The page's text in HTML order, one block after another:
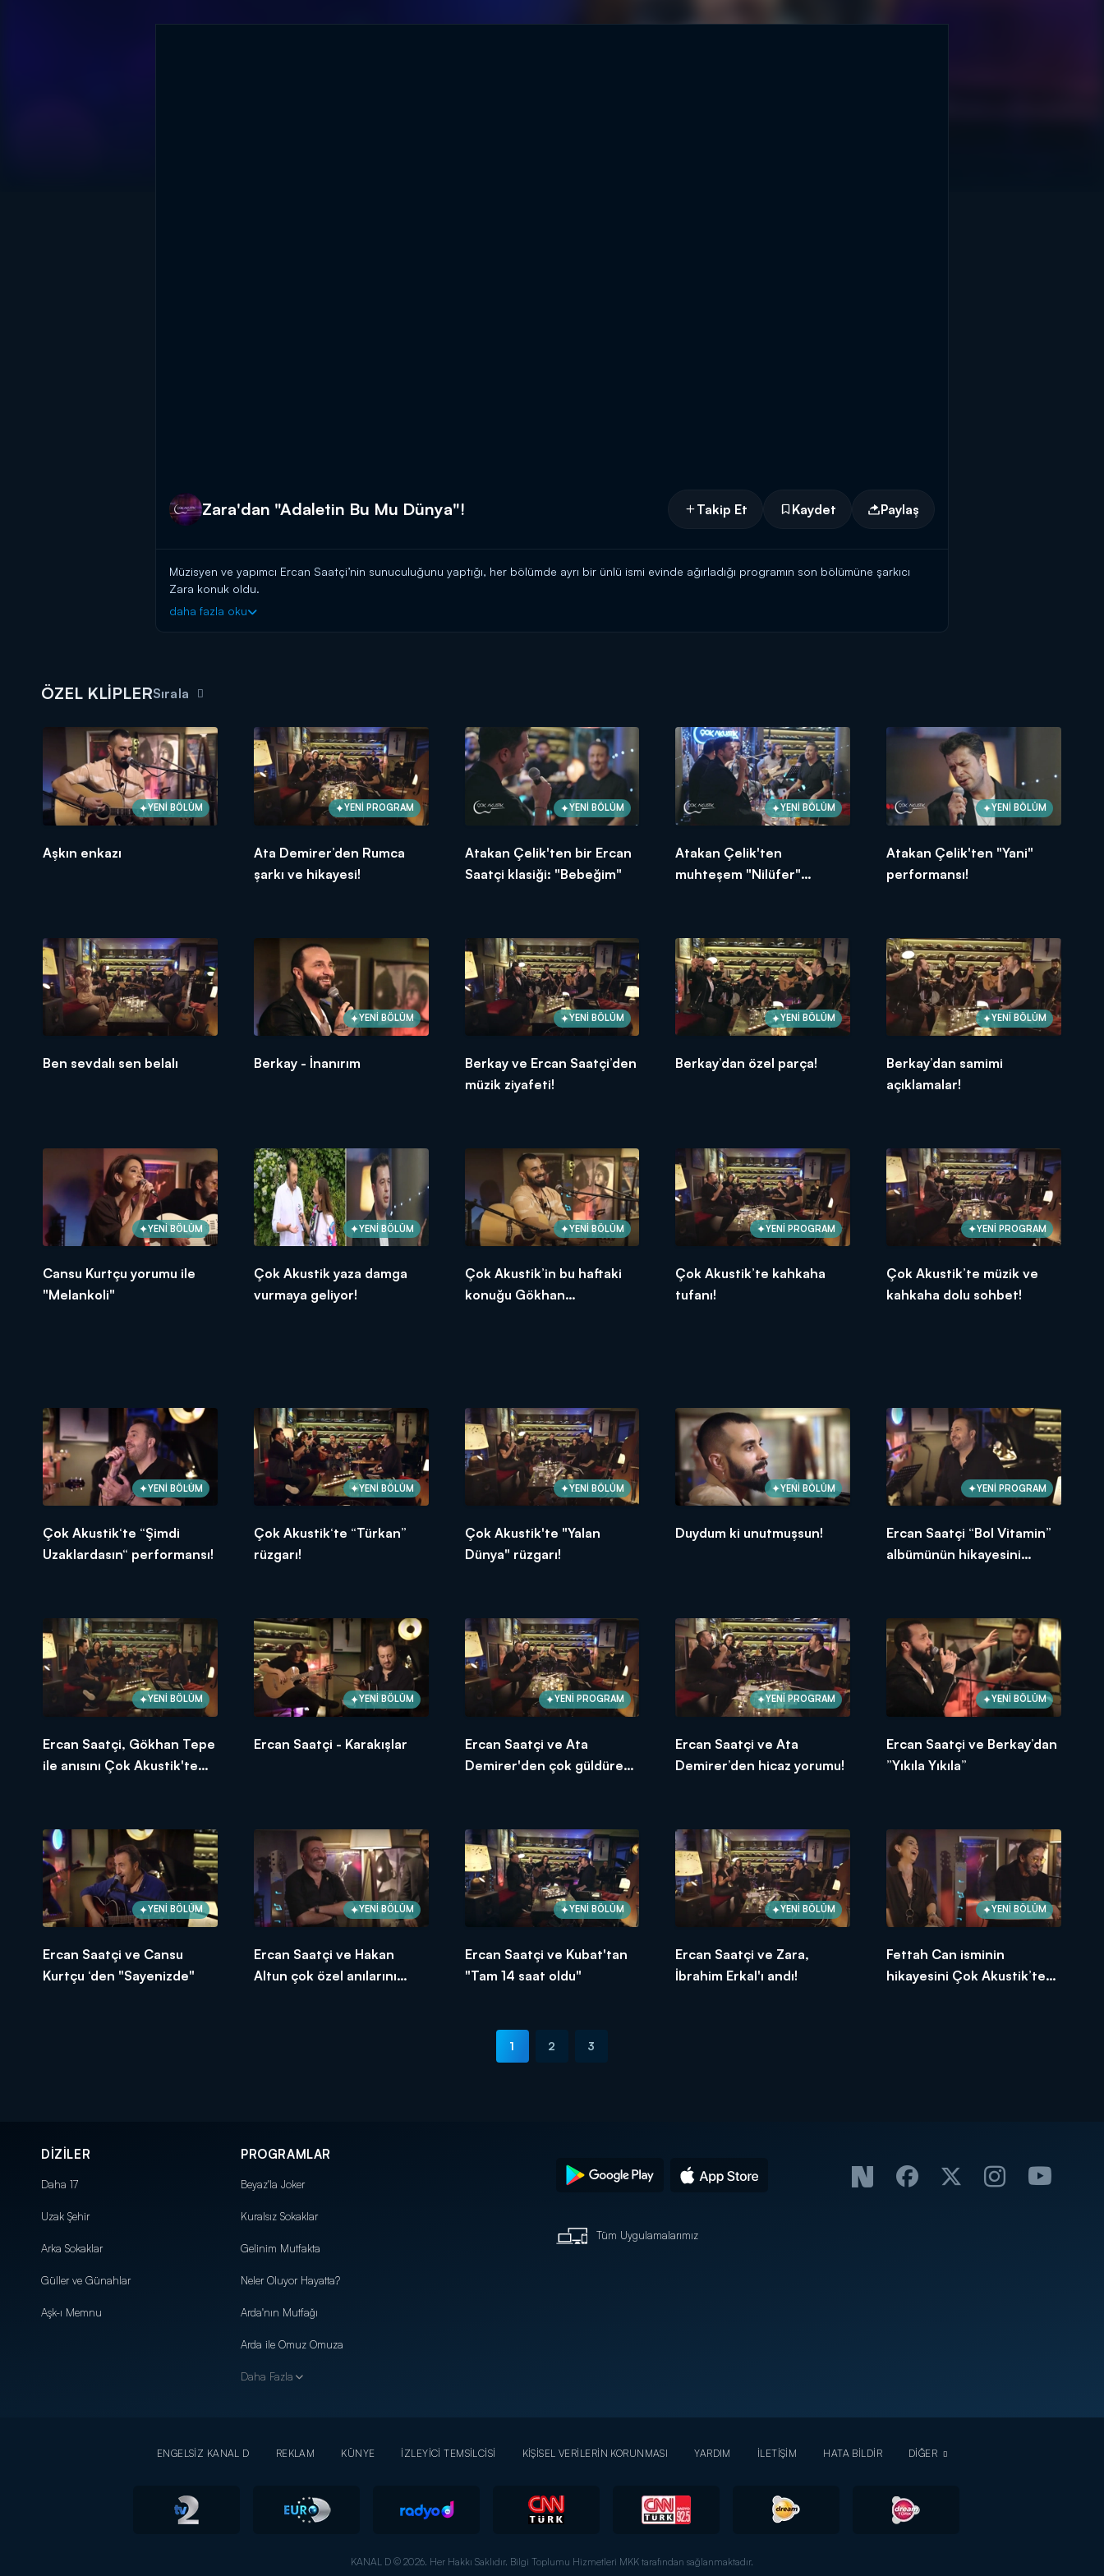
Zara'dan "Adaletin Bu Mu Dünya"! Takip Et Kaydet Paylaş
Müzisyen ve yapımcı Ercan Saatçi’nin sunuculuğunu yaptığı, her bölümde ayrı bir ünlü ismi evinde ağırladığı programın son bölümüne şarkıcı
Zara konuk oldu.
Zara ve Müzisyen Ercan Saatçi canlı yayında Türk halk müziği ve Anadolu rock tarzının usta ismi Selda Bağcan'ın muhteşem parçası "Adaletin bu
daha fazla oku
ÖZEL KLİPLERSırala
YENİ BÖLÜM
Aşkın enkazı
YENİ PROGRAM
Ata Demirer’den Rumca
şarkı ve hikayesi!
YENİ BÖLÜM
Atakan Çelik'ten bir Ercan
Saatçi klasiği: "Bebeğim"
YENİ BÖLÜM
Atakan Çelik'ten
muhteşem "Nilüfer"
YENİ BÖLÜM
Atakan Çelik'ten "Yani"
performansı!
Ben sevdalı sen belalı
YENİ BÖLÜM
Berkay - İnanırım
YENİ BÖLÜM
Berkay ve Ercan Saatçi’den
müzik ziyafeti!
YENİ BÖLÜM
Berkay’dan özel parça!
YENİ BÖLÜM
Berkay’dan samimi
açıklamalar!
YENİ BÖLÜM
Cansu Kurtçu yorumu ile
"Melankoli"
YENİ BÖLÜM
Çok Akustik yaza damga
vurmaya geliyor!
YENİ BÖLÜM
Çok Akustik’in bu haftaki
konuğu Gökhan
YENİ PROGRAM
Çok Akustik’te kahkaha
tufanı!
YENİ PROGRAM
Çok Akustik’te müzik ve
kahkaha dolu sohbet!
YENİ BÖLÜM
Çok Akustik‘te “Şimdi
Uzaklardasın“ performansı!
YENİ BÖLÜM
Çok Akustik‘te “Türkan”
rüzgarı!
YENİ BÖLÜM
Çok Akustik'te "Yalan
Dünya" rüzgarı!
YENİ BÖLÜM
Duydum ki unutmuşsun!
YENİ PROGRAM
Ercan Saatçi “Bol Vitamin”
albümünün hikayesini
YENİ BÖLÜM
Ercan Saatçi, Gökhan Tepe
ile anısını Çok Akustik'te
YENİ BÖLÜM
Ercan Saatçi - Karakışlar
YENİ PROGRAM
Ercan Saatçi ve Ata
Demirer'den çok güldüren
YENİ PROGRAM
Ercan Saatçi ve Ata
Demirer’den hicaz yorumu!
YENİ BÖLÜM
Ercan Saatçi ve Berkay’dan
”Yıkıla Yıkıla”
YENİ BÖLÜM
Ercan Saatçi ve Cansu
Kurtçu ‘den "Sayenizde"
YENİ BÖLÜM
Ercan Saatçi ve Hakan
Altun çok özel anılarını
YENİ BÖLÜM
Ercan Saatçi ve Kubat'tan
"Tam 14 saat oldu"
YENİ BÖLÜM
Ercan Saatçi ve Zara,
İbrahim Erkal'ı andı!
YENİ BÖLÜM
Fettah Can isminin
hikayesini Çok Akustik’te
1 2 3
DİZİLER
Daha 17
Uzak Şehir
Arka Sokaklar
Güller ve Günahlar
Aşk-ı Memnu
PROGRAMLAR
Beyaz'la Joker
Kuralsız Sokaklar
Gelinim Mutfakta
Neler Oluyor Hayatta?
Arda'nın Mutfağı
Arda ile Omuz Omuza
Daha Fazla
Tüm Uygulamalarımız
ENGELSİZ KANAL D REKLAM KÜNYE İZLEYİCİ TEMSİLCİSİ KİŞİSEL VERİLERİN KORUNMASI YARDIM İLETİŞİM HATA BİLDİR DİĞER
KANAL D © 2026. Her Hakkı Saklıdır. Bilgi Toplumu Hizmetleri MKK tarafından sağlanmaktadır.